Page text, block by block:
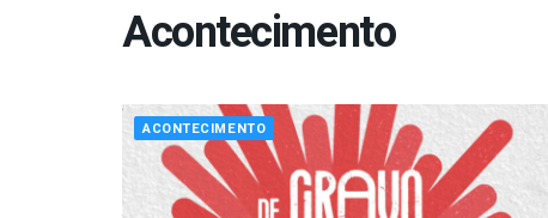
Acontecimento
ACONTECIMENTO